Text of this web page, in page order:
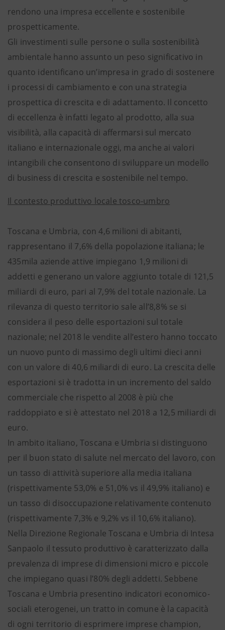
rendono una impresa eccellente e sostenibile
prospetticamente.
Gli investimenti sulle persone o sulla sostenibilità
ambientale hanno assunto un peso significativo in
quanto identificano un’impresa in grado di sostenere
i processi di cambiamento e con una strategia
prospettica di crescita e di adattamento. Il concetto
di eccellenza è infatti legato al prodotto, alla sua
visibilità, alla capacità di affermarsi sul mercato
italiano e internazionale oggi, ma anche ai valori
intangibili che consentono di sviluppare un modello
di business di crescita e sostenibile nel tempo.
Il contesto produttivo locale tosco-umbro
Toscana e Umbria, con 4,6 milioni di abitanti,
rappresentano il 7,6% della popolazione italiana; le
435mila aziende attive impiegano 1,9 milioni di
addetti e generano un valore aggiunto totale di 121,5
miliardi di euro, pari al 7,9% del totale nazionale. La
rilevanza di questo territorio sale all’8,8% se si
considera il peso delle esportazioni sul totale
nazionale; nel 2018 le vendite all’estero hanno toccato
un nuovo punto di massimo degli ultimi dieci anni
con un valore di 40,6 miliardi di euro. La crescita delle
esportazioni si è tradotta in un incremento del saldo
commerciale che rispetto al 2008 è più che
raddoppiato e si è attestato nel 2018 a 12,5 miliardi di
euro.
In ambito italiano, Toscana e Umbria si distinguono
per il buon stato di salute nel mercato del lavoro, con
un tasso di attività superiore alla media italiana
(rispettivamente 53,0% e 51,0% vs il 49,9% italiano) e
un tasso di disoccupazione relativamente contenuto
(rispettivamente 7,3% e 9,2% vs il 10,6% italiano).
Nella Direzione Regionale Toscana e Umbria di Intesa
Sanpaolo il tessuto produttivo è caratterizzato dalla
prevalenza di imprese di dimensioni micro e piccole
che impiegano quasi l’80% degli addetti. Sebbene
Toscana e Umbria presentino indicatori economico-
sociali eterogenei, un tratto in comune è la capacità
di ogni territorio di esprimere imprese champion,